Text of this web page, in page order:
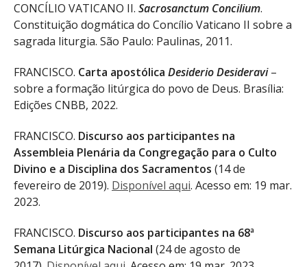
CONCÍLIO VATICANO II. Sacrosanctum Concilium.
Constituição dogmática do Concílio Vaticano II sobre a
sagrada liturgia. São Paulo: Paulinas, 2011.
FRANCISCO. Carta apostólica Desiderio Desideravi–
sobre a formação litúrgica do povo de Deus. Brasília:
Edições CNBB, 2022.
FRANCISCO. Discurso aos participantes na
Assembleia Plenária da Congregação para o Culto
Divino e a Disciplina dos Sacramentos (14 de
fevereiro de 2019). Disponível aqui. Acesso em: 19 mar.
2023.
FRANCISCO. Discurso aos participantes na 68ª
Semana Litúrgica Nacional (24 de agosto de